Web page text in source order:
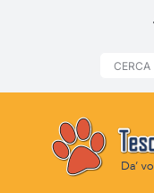
Search